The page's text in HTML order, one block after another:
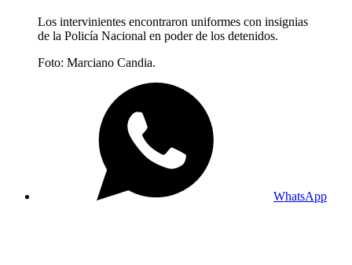
Los intervinientes encontraron uniformes con insignias
de la Policía Nacional en poder de los detenidos.
Foto: Marciano Candia.
WhatsApp